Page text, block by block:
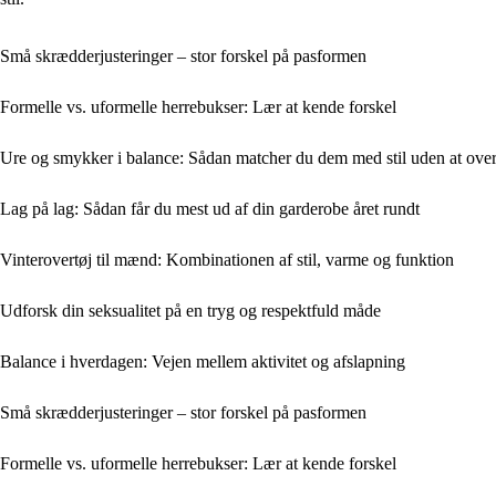
Små skrædderjusteringer – stor forskel på pasformen
Formelle vs. uformelle herrebukser: Lær at kende forskel
Ure og smykker i balance: Sådan matcher du dem med stil uden at
Lag på lag: Sådan får du mest ud af din garderobe året rundt
Vinterovertøj til mænd: Kombinationen af stil, varme og funktion
Udforsk din seksualitet på en tryg og respektfuld måde
Balance i hverdagen: Vejen mellem aktivitet og afslapning
Små skrædderjusteringer – stor forskel på pasformen
Formelle vs. uformelle herrebukser: Lær at kende forskel